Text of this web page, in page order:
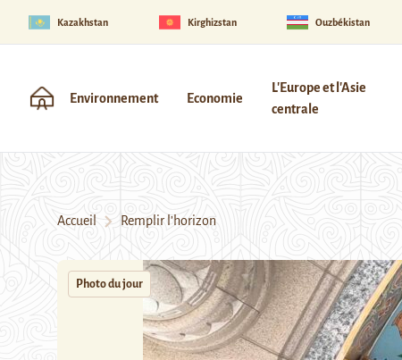
Kazakhstan Kirghizstan Ouzbékistan
Environnement Economie
L'Europe et l'Asie
centrale
Accueil Remplir l’horizon
Photo du jour